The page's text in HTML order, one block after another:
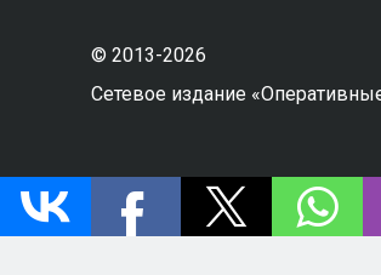
© 2013-2026
Сетевое издание